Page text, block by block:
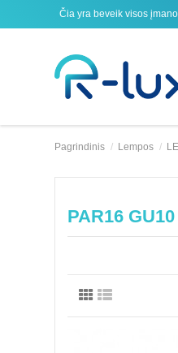
Čia yra beveik visos
Pagrindinis Lempos
PAR16